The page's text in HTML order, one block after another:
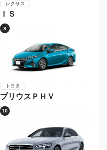
レクサス
ＩＳ
8
トヨタ
プリウスＰＨＶ
10